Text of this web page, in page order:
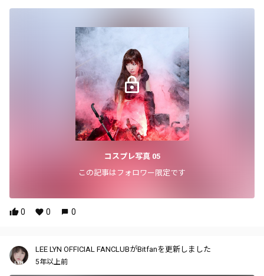
コスプレ写真 05
この記事はフォロワー限定です
0 0 0
LEE LYN OFFICIAL FANCLUBがBitfanを更新しました
5年以上前